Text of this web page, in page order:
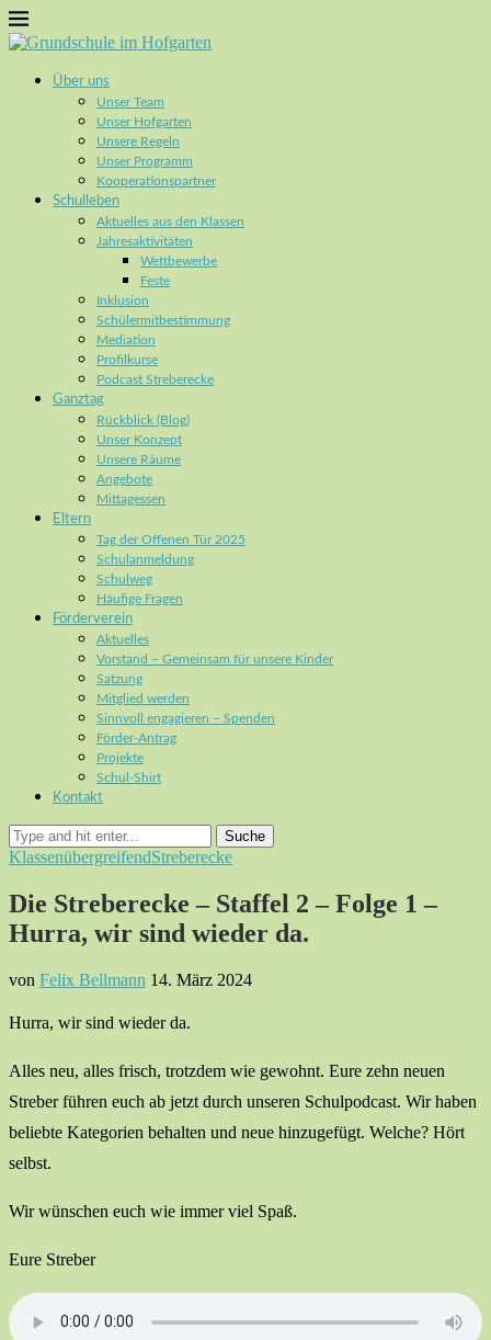
Über uns
Unser Team
Unser Hofgarten
Unsere Regeln
Unser Programm
Kooperationspartner
Schulleben
Aktuelles aus den Klassen
Jahresaktivitäten
Wettbewerbe
Feste
Inklusion
Schülermitbestimmung
Mediation
Profilkurse
Podcast Streberecke
Ganztag
Rückblick (Blog)
Unser Konzept
Unsere Räume
Angebote
Mittagessen
Eltern
Tag der Offenen Tür 2025
Schulanmeldung
Schulweg
Häufige Fragen
Förderverein
Aktuelles
Vorstand – Gemeinsam für unsere Kinder
Satzung
Mitglied werden
Sinnvoll engagieren – Spenden
Förder-Antrag
Projekte
Schul-Shirt
Kontakt
Suche
KlassenübergreifendStreberecke
Die Streberecke – Staffel 2 – Folge 1 –
Hurra, wir sind wieder da.
von Felix Bellmann 14. März 2024
Hurra, wir sind wieder da.
Alles neu, alles frisch, trotzdem wie gewohnt. Eure zehn neuen
Streber führen euch ab jetzt durch unseren Schulpodcast. Wir haben
beliebte Kategorien behalten und neue hinzugefügt. Welche? Hört
selbst.
Wir wünschen euch wie immer viel Spaß.
Eure Streber